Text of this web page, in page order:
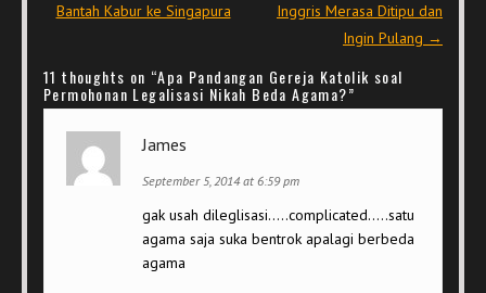
Bantah Kabur ke Singapura
Inggris Merasa Ditipu dan
Ingin Pulang →
11 thoughts on “Apa Pandangan Gereja Katolik soal
Permohonan Legalisasi Nikah Beda Agama?”
James
September 5, 2014 at 6:59 pm
gak usah dileglisasi…..complicated…..satu
agama saja suka bentrok apalagi berbeda
agama